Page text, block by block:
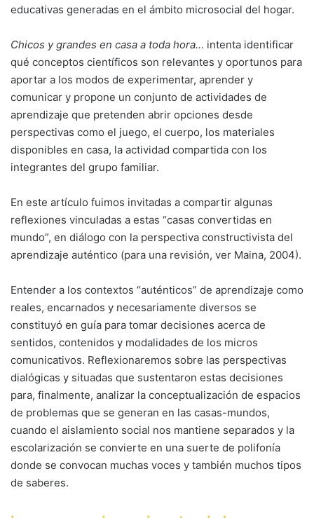
educativas generadas en el ámbito microsocial del hogar.
Chicos y grandes en casa a toda hora… intenta identificar
qué conceptos científicos son relevantes y oportunos para
aportar a los modos de experimentar, aprender y
comunicar y propone un conjunto de actividades de
aprendizaje que pretenden abrir opciones desde
perspectivas como el juego, el cuerpo, los materiales
disponibles en casa, la actividad compartida con los
integrantes del grupo familiar.
En este artículo fuimos invitadas a compartir algunas
reflexiones vinculadas a estas “casas convertidas en
mundo”, en diálogo con la perspectiva constructivista del
aprendizaje auténtico (para una revisión, ver Maina, 2004).
Entender a los contextos “auténticos” de aprendizaje como
reales, encarnados y necesariamente diversos se
constituyó en guía para tomar decisiones acerca de
sentidos, contenidos y modalidades de los micros
comunicativos. Reflexionaremos sobre las perspectivas
dialógicas y situadas que sustentaron estas decisiones
para, finalmente, analizar la conceptualización de espacios
de problemas que se generan en las casas-mundos,
cuando el aislamiento social nos mantiene separados y la
escolarización se convierte en una suerte de polifonía
donde se convocan muchas voces y también muchos tipos
de saberes.